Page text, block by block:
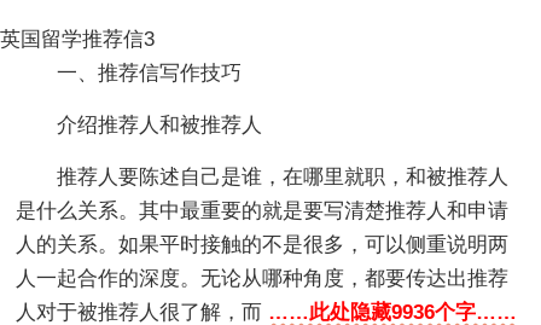
英国留学推荐信3
一、推荐信写作技巧
介绍推荐人和被推荐人
推荐人要陈述自己是谁，在哪里就职，和被推荐人
是什么关系。其中最重要的就是要写清楚推荐人和申请
人的关系。如果平时接触的不是很多，可以侧重说明两
人一起合作的深度。无论从哪种角度，都要传达出推荐
人对于被推荐人很了解，而 ……此处隐藏9936个字……